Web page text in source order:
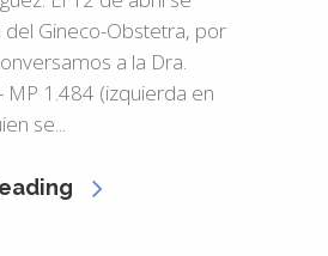
del Gineco-Obstetra, por
a la Dra.
MP 1.484 (izquierda en
se...